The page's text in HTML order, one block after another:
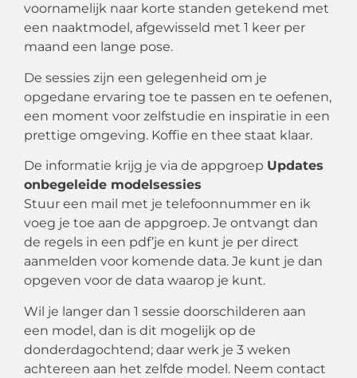
voornamelijk naar korte standen getekend met
een naaktmodel, afgewisseld met 1 keer per
maand een lange pose.
De sessies zijn een gelegenheid om je
opgedane ervaring toe te passen en te oefenen,
een moment voor zelfstudie en inspiratie in een
prettige omgeving. Koffie en thee staat klaar.
De informatie krijg je via de appgroep Updates
onbegeleide modelsessies
Stuur een mail met je telefoonnummer en ik
voeg je toe aan de appgroep. Je ontvangt dan
de regels in een pdf’je en kunt je per direct
aanmelden voor komende data. Je kunt je dan
opgeven voor de data waarop je kunt.
Wil je langer dan 1 sessie doorschilderen aan
een model, dan is dit mogelijk op de
donderdagochtend; daar werk je 3 weken
achtereen aan het zelfde model. Neem contact